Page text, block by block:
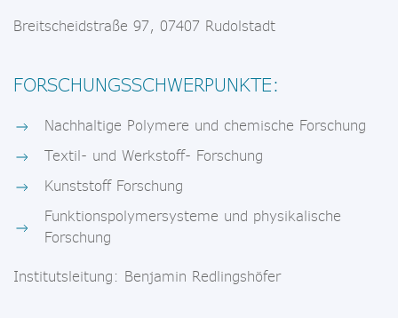
Breitscheidstraße 97, 07407 Rudolstadt
FORSCHUNGSSCHWERPUNKTE:
Nachhaltige Polymere und chemische Forschung
Textil- und Werkstoff- Forschung
Kunststoff Forschung
Funktionspolymersysteme und physikalische
Forschung
Institutsleitung: Benjamin Redlingshöfer